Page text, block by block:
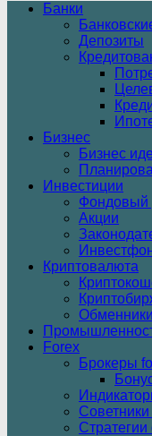
Банки
Депозиты
Бизнес
Бизнес
Инвестиции
Фондовый
Акции
Криптовалюта
Forex
Брокеры